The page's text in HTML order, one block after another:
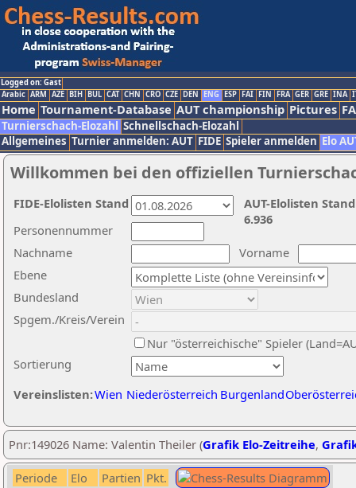
Logged on: Gast
Arabic ARM AZE BIH BUL CAT CHN CRO CZE DEN ENG ESP FAI FIN FRA GER GRE INA
Home Tournament-Database AUT championship Pictures
Turnierschach-Elozahl Schnellschach-Elozahl
Allgemeines Turnier anmelden: AUT FIDE Spieler anmelden Elo
Willkommen bei den offiziellen
Nachname
Vorname
Ebene
Sortierung
Personennummer
Bundesland
Spgem./Kreis/Verein
Nur "österreichische" Spieler
Vereinslisten:Wien Niederösterreich Burgenland
AUT-Elolisten
6.936
FIDE-Elolisten Stand
Pnr:149026 Name: Valentin Theiler (Grafik Elo-Zeitreihe,
Periode Elo Partien Pkt.